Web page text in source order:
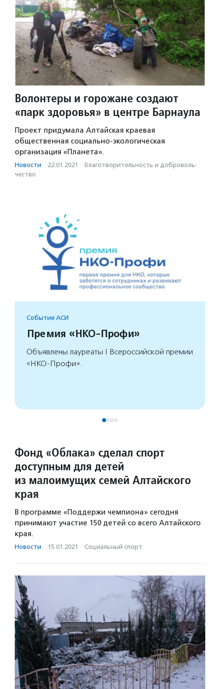
Волонтеры и горожане создают
«парк здоровья» в центре Барнаула
Проект придумала Алтайская краевая
общественная социально-экологическая
организация «Планета».
Новости · 22.01.2021 · Благотвори­тель­ность и доброволь­
чест­во
Событие АСИ
Премия «НКО-Профи»
Объявлены лауреаты I Всероссийской премии
«НКО-Профи».
Фонд «Облака» сделал спорт
доступным для детей
из малоимущих семей Алтайского
края
В программе «Поддержи чемпиона» сегодня
принимают участие 150 детей со всего Алтайского
края.
Новости · 15.01.2021 · Социальный спорт